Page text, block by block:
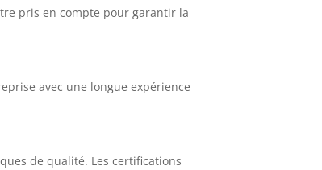
pris en compte pour garantir la
avec une longue expérience
de qualité. Les certifications